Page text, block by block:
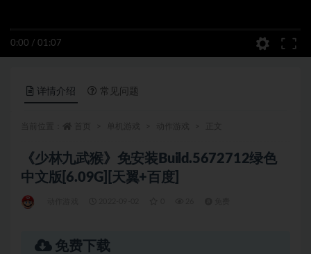
0:00 / 01:07
详情介绍 常见问题
《少林九武猴》免安装Build.5672712绿色
中文版[6.09G][天翼+百度]
免费下载